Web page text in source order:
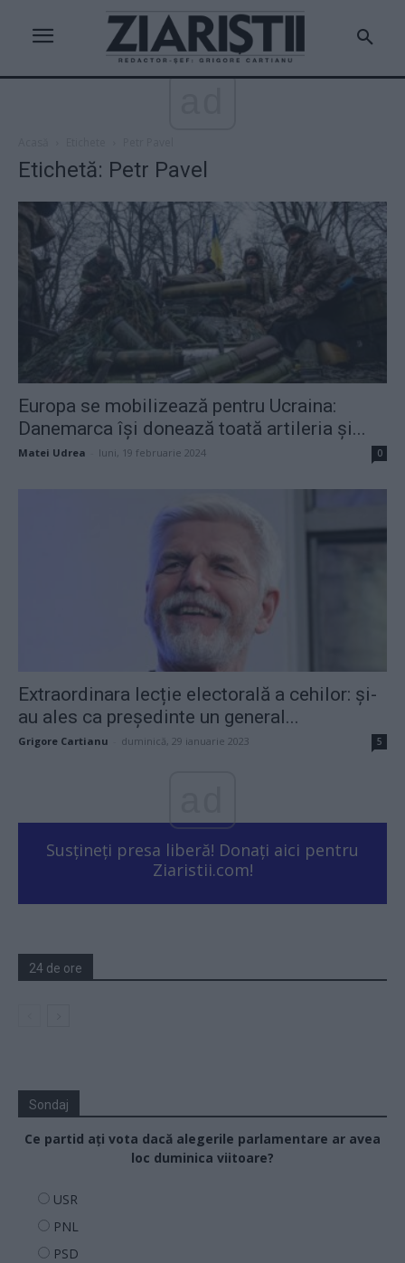
Etichetă: Petr Pavel
Europa se mobilizează pentru Ucraina:
Danemarca își donează toată artileria și...
Matei Udrea luni, 19 februarie 2024 0
Extraordinara lecție electorală a cehilor: și-
au ales ca președinte un general...
Grigore Cartianu duminică, 29 ianuarie 2023 5
Susțineți presa liberă! Donați aici pentru
Ziaristii.com!
24 de ore
Sondaj
Ce partid ați vota dacă alegerile parlamentare ar avea
loc duminica viitoare?
USR
PNL
PSD